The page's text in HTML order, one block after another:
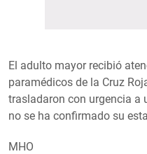
El adulto mayor recibió
paramédicos de la Cruz
trasladaron con urgencia a
no se ha confirmado su
MHO